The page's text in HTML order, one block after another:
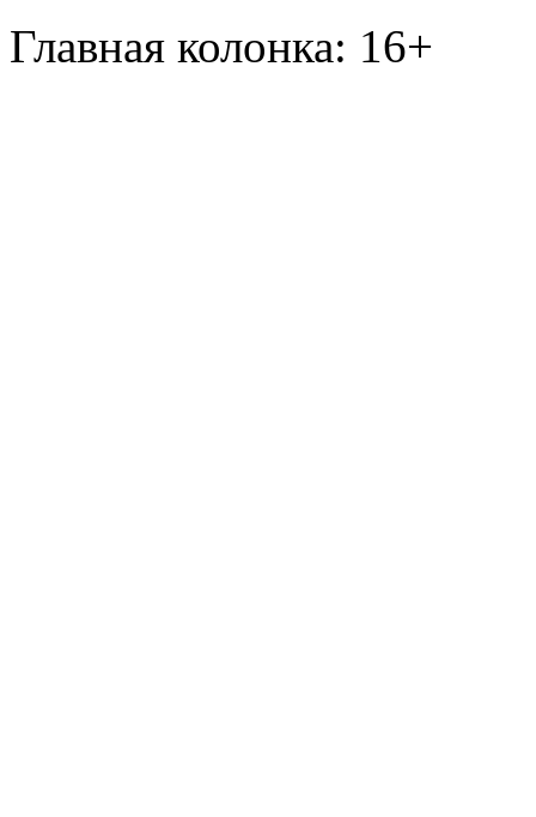
Главная колонка: 16+